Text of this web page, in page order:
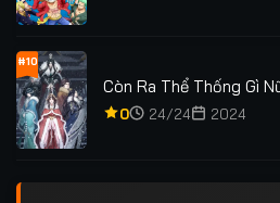
#10
Còn Ra Thể Thống Gì
0 24/24 2024